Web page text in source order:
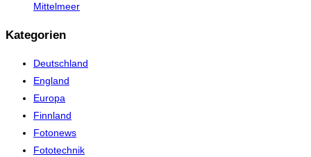
Mittelmeer
Kategorien
Deutschland
England
Europa
Finnland
Fotonews
Fototechnik